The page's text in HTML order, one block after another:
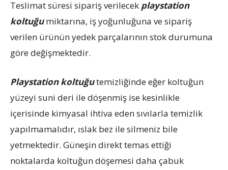
Teslimat süresi sipariş verilecek playstation
koltuğumiktarına, iş yoğunluğuna ve sipariş
verilen ürünün yedek parçalarının stok durumuna
göre değişmektedir.
Playstation koltuğutemizliğinde eğer koltuğun
yüzeyi suni deri ile döşenmiş ise kesinlikle
içerisinde kimyasal ihtiva eden sıvılarla temizlik
yapılmamalıdır, ıslak bez ile silmeniz bile
yetmektedir. Güneşin direkt temas ettiği
noktalarda koltuğun döşemesi daha çabuk